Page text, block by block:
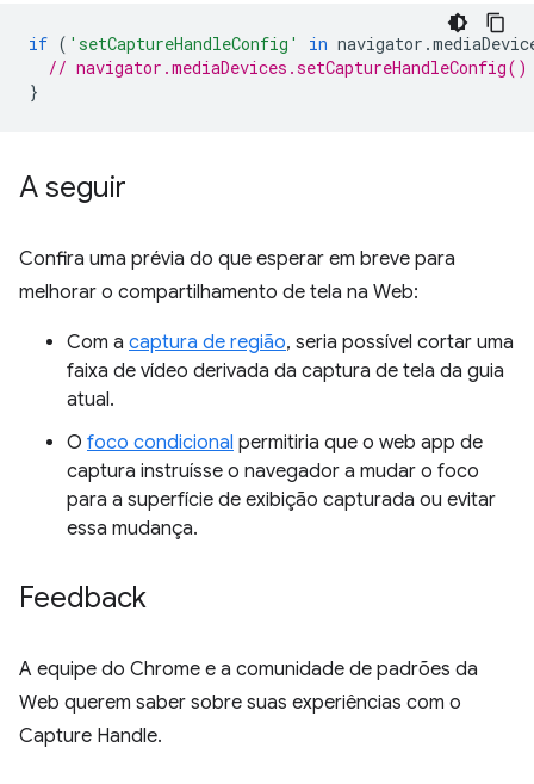
if ( 'setCaptureHandleConfig' in navigator .
//
}
A seguir
Confira uma prévia do que esperar em breve para
melhorar o compartilhamento de tela na Web:
Com a captura de região, seria possível cortar uma
faixa de vídeo derivada da captura de tela da guia
atual.
O foco condicional permitiria que o web app de
captura instruísse o navegador a mudar o foco
para a superfície de exibição capturada ou evitar
essa mudança.
Feedback
A equipe do Chrome e a comunidade de padrões da
Web querem saber sobre suas experiências com o
Capture Handle.